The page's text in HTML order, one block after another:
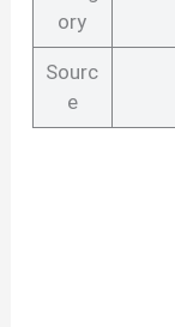
ory
Sourc
e